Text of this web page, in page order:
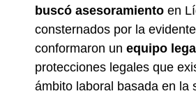
buscó asesoramiento en
consternados por la
conformaron un equipo legal
protecciones legales que
ámbito laboral basada en la